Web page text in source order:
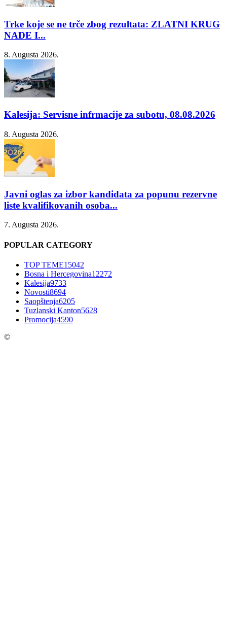
Trke koje se ne trče zbog rezultata: ZLATNI KRUG
NADE I...
8. Augusta 2026.
Kalesija: Servisne infrmacije za subotu, 08.08.2026
8. Augusta 2026.
Javni oglas za izbor kandidata za popunu rezervne
liste kvalifikovanih osoba...
7. Augusta 2026.
POPULAR CATEGORY
TOP TEME15042
Bosna i Hercegovina12272
Kalesija9733
Novosti8694
Saopštenja6205
Tuzlanski Kanton5628
Promocija4590
©